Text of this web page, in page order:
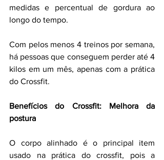
medidas e percentual de gordura ao
longo do tempo.
Com pelos menos 4 treinos por semana,
há pessoas que conseguem perder até 4
kilos em um mês, apenas com a prática
do Crossfit.
Benefícios do Crossfit: Melhora da
postura
O corpo alinhado é o principal item
usado na prática do crossfit, pois a